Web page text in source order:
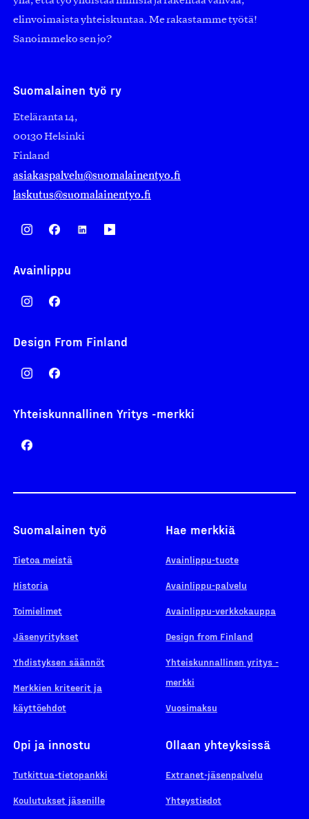
elinvoimaista yhteiskuntaa. Me rakastamme työtä!
Sanoimmeko sen jo?
Suomalainen työ ry
Eteläranta 14,
00130 Helsinki
Finland
asiakaspalvelu@suomalainentyo.fi
laskutus@suomalainentyo.fi
Avainlippu
Design From Finland
Yhteiskunnallinen Yritys -merkki
Suomalainen työ
Tietoa meistä
Historia
Toimielimet
Jäsenyritykset
Yhdistyksen säännöt
Merkkien kriteerit ja
käyttöehdot
Hae merkkiä
Avainlippu-tuote
Avainlippu-palvelu
Avainlippu-verkkokauppa
Design from Finland
Yhteiskunnallinen yritys -
merkki
Vuosimaksu
Opi ja innostu
Tutkittua-tietopankki
Koulutukset jäsenille
Ollaan yhteyksissä
Extranet-jäsenpalvelu
Yhteystiedot